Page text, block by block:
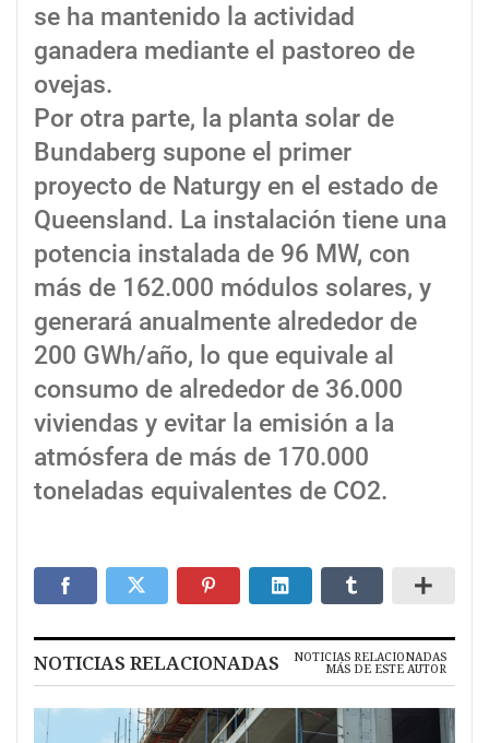
se ha mantenido la actividad
ganadera mediante el pastoreo de
ovejas.
Por otra parte, la planta solar de
Bundaberg supone el primer
proyecto de Naturgy en el estado de
Queensland. La instalación tiene una
potencia instalada de 96 MW, con
más de 162.000 módulos solares, y
generará anualmente alrededor de
200 GWh/año, lo que equivale al
consumo de alrededor de 36.000
viviendas y evitar la emisión a la
atmósfera de más de 170.000
toneladas equivalentes de CO2.
NOTICIAS RELACIONADAS NOTICIAS RELACIONADAS
MÁS DE ESTE AUTOR